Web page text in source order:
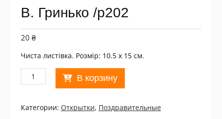
В. Гринько /р202
20 ₴
Чиста листівка. Розмір: 10.5 х 15 см.
Количество
товара
1978.
В корзину
Категории: Открытки, Поздравительные